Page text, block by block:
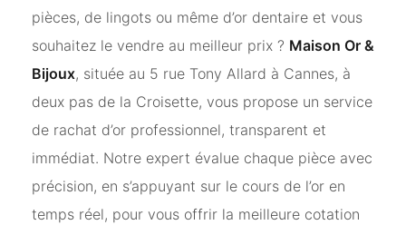
pièces, de lingots ou même d’or dentaire et vous
souhaitez le vendre au meilleur prix ? Maison Or &
Bijoux, située au 5 rue Tony Allard à Cannes, à
deux pas de la Croisette, vous propose un service
de rachat d’or professionnel, transparent et
immédiat. Notre expert évalue chaque pièce avec
précision, en s’appuyant sur le cours de l’or en
temps réel, pour vous offrir la meilleure cotation